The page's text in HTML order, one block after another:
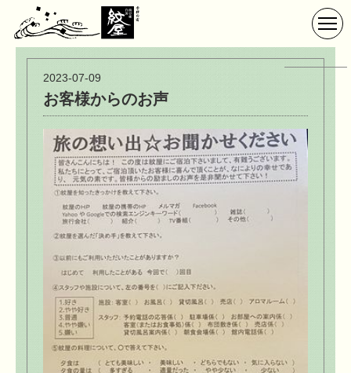
2023-07-09
お客様からのお声